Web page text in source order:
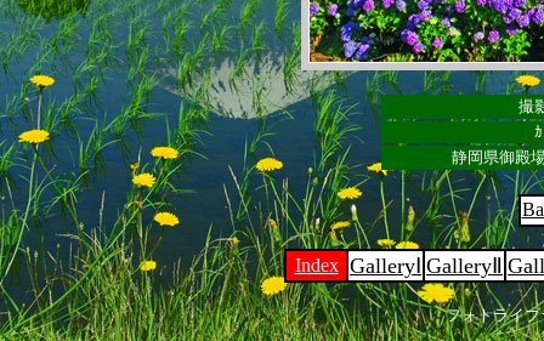
撮
静岡県御殿
Index GalleryⅠ GalleryⅡ
フォトライ